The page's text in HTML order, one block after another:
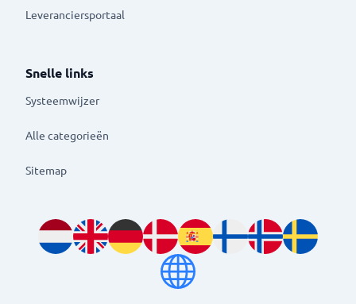
Leveranciersportaal
Snelle links
Systeemwijzer
Alle categorieën
Sitemap